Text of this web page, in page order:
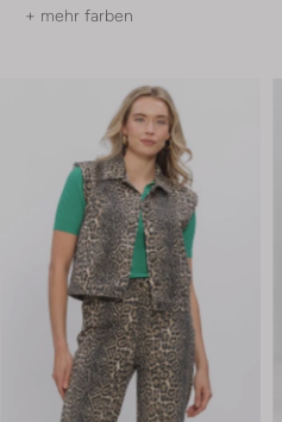
+ mehr farben